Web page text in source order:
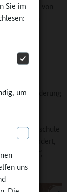
Sie im
um
uns
von
zur Förderung
Bamberg,
fördert,
findet“,